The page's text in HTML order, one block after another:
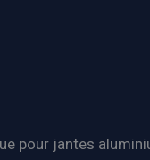
pour jantes